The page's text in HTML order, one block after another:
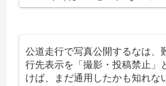
公道走行で写真公開するなは、
行先表示を「撮影・投稿禁止」
けば、まだ通用したかも知れな